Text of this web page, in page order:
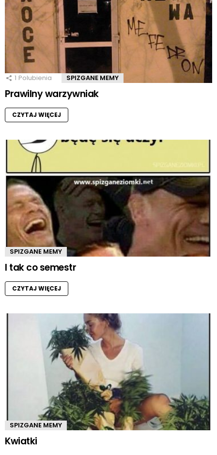
1 Polubienia SPIZGANE MEMY
Prawilny warzywniak
CZYTAJ WIĘCEJ
SPIZGANE MEMY
I tak co semestr
CZYTAJ WIĘCEJ
SPIZGANE MEMY
Kwiatki